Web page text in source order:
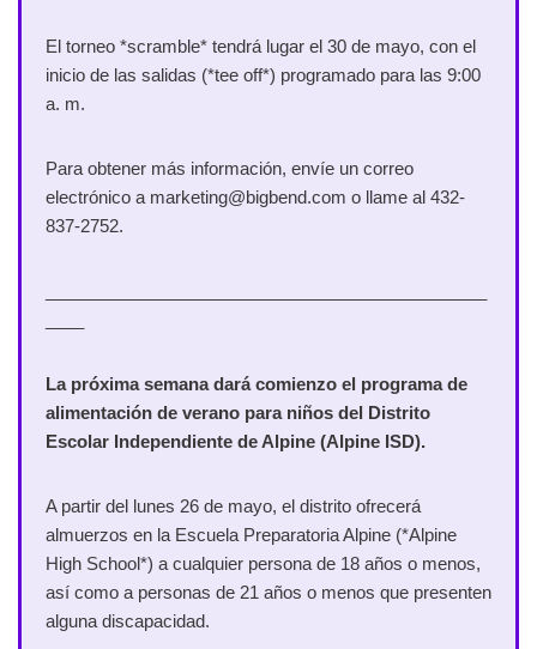
El torneo *scramble* tendrá lugar el 30 de mayo, con el
inicio de las salidas (*tee off*) programado para las 9:00
a. m.
Para obtener más información, envíe un correo
electrónico a marketing@bigbend.com o llame al 432-
837-2752.
La próxima semana dará comienzo el programa de
alimentación de verano para niños del Distrito
Escolar Independiente de Alpine (Alpine ISD).
A partir del lunes 26 de mayo, el distrito ofrecerá
almuerzos en la Escuela Preparatoria Alpine (*Alpine
High School*) a cualquier persona de 18 años o menos,
así como a personas de 21 años o menos que presenten
alguna discapacidad.